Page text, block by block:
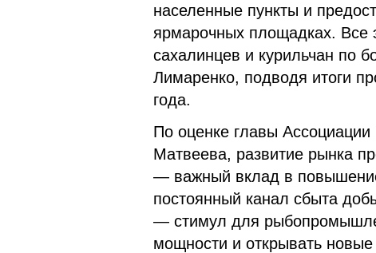
населенные пункты и
ярмарочных площадках. Все
сахалинцев и курильчан по
Лимаренко, подводя итоги
года.
По оценке главы
Матвеева, развитие рынка
— важный вклад в
постоянный канал сбыта
— стимул для
мощности и открывать